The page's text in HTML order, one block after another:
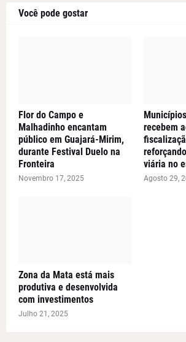
Você pode gostar
Flor do Campo e
Malhadinho encantam
público em Guajará-Mirim,
durante Festival Duelo na
Fronteira
Novembro 17, 2025
recebem
viária no
Agosto 29,
Zona da Mata está mais
produtiva e desenvolvida
com investimentos
Julho 21, 2025